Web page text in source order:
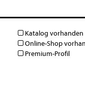
Katalog vorhanden
Online-Shop
Premium-Profil